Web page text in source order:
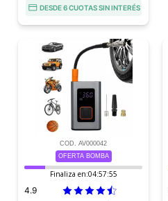
DESDE 6 CUOTAS SIN INTERÉS
COD. AV000042
OFERTA BOMBA
Finaliza en:04:57:53
4.9